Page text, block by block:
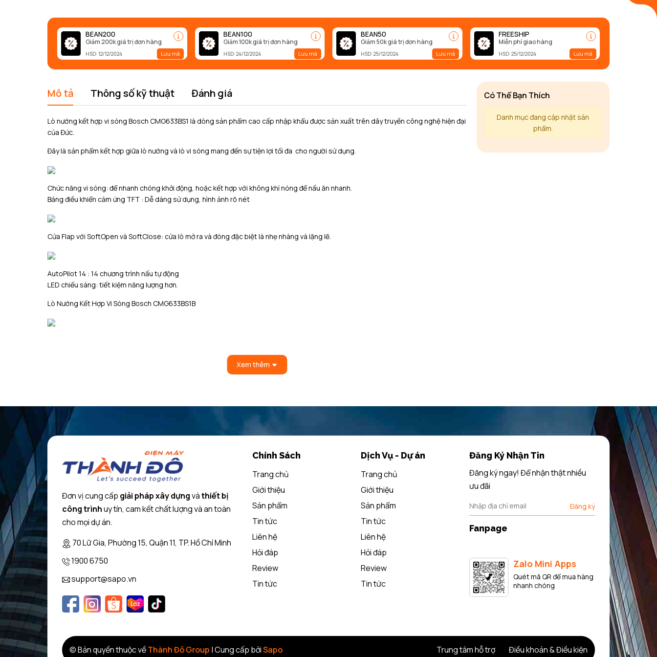
BEAN200
Giảm 200k giá trị đơn hàng
HSD: 12/12/2024 Lưu mã
BEAN100
Giảm 100k giá trị đơn hàng
HSD: 24/12/2024 Lưu mã
BEAN50
Giảm 50k giá trị đơn hàng
HSD: 25/12/2024 Lưu mã
FREESHIP
Miễn phí giao hàng
HSD: 25/12/2024 Lưu mã
Có Thể Bạn Thích
Danh mục đang cập nhật sản
phẩm.
Mô tả Thông số kỹ thuật Đánh giá
Lò nướng kết hợp vi sóng Bosch CMG633BS1 là dòng sản phẩm cao cấp nhập khẩu được sản xuất trên dây truyền công nghệ hiện đại
của Đức.
Đây là sản phẩm kết hợp giữa lò nướng và lò vi sóng mang đến sự tiện lợi tối đa cho người sử dụng.
Chức năng vi sóng: để nhanh chóng khởi động, hoặc kết hợp với không khí nóng để nấu ăn nhanh.
Bảng điều khiển cảm ứng TFT : Dễ dàng sử dụng, hình ảnh rõ nét
Cửa Flap với SoftOpen và SoftClose: cửa lò mở ra và đóng đặc biệt là nhẹ nhàng và lặng lẽ.
AutoPilot 14 : 14 chương trình nấu tự động
LED chiếu sáng: tiết kiệm năng lượng hơn.
Lò Nướng Kết Hợp Vi Sóng Bosch CMG633BS1B
Công suất vi sóng max 1000W có 5 mức (90 W, 180 W, 360 W, 600 W, 1000 W) với Inverter
Bề mặt lò khi sử dụng 40 ° C
Đề nghị nhiệt độ tự động
Màn hình hiện thị nhiệt độ hiện tại
kiểm soát nhiệt độ
Hệ thống cửa đóng an toàn dễ dàng
Hệ thống hỗ trợ qua chương trình nấu tự động
Làm nóng nhanh
Hệ thống đèn Led chiếu sáng lò
Quạt làm mát
Khóa trẻ em an toàn
chỉ số nhiệt dư
Dữ liệu kỹ thuật:
Tổng công suất:. 3,65 kW
Dòng điện (A) 16 A
Kích thước (HxWxD): 455 x 595 x 548 mm
Xem thêm
Đơn vị cung cấp giải pháp xây dựngvàthiết bị
công trìnhuy tín, cam kết chất lượng và an toàn
cho mọi dự án.
70 Lữ Gia, Phường 15, Quận 11, TP. Hồ Chí Minh
1900 6750
support@sapo.vn
Chính Sách
Trang chủ
Giới thiệu
Sản phẩm
Tin tức
Liên hệ
Hỏi đáp
Review
Tin tức
Dịch Vụ - Dự án
Trang chủ
Giới thiệu
Sản phẩm
Tin tức
Liên hệ
Hỏi đáp
Review
Tin tức
Đăng Ký Nhận Tin
Đăng ký ngay! Để nhận thật nhiều
ưu đãi
Đăng ký
Fanpage
Zalo Mini Apps
Quét mã QR để mua hàng
nhanh chóng
Trung tâm hỗ trợ Điều khoản & Điều kiện
© Bản quyền thuộc vềThành Đô Group |Cung cấp bởiSapo